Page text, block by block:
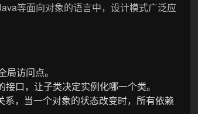
等面向对象的语言中，设计模式广泛应
访问点。
口，让子类决定实例化哪一个类。
系，当一个对象的状态改变时，所有依赖